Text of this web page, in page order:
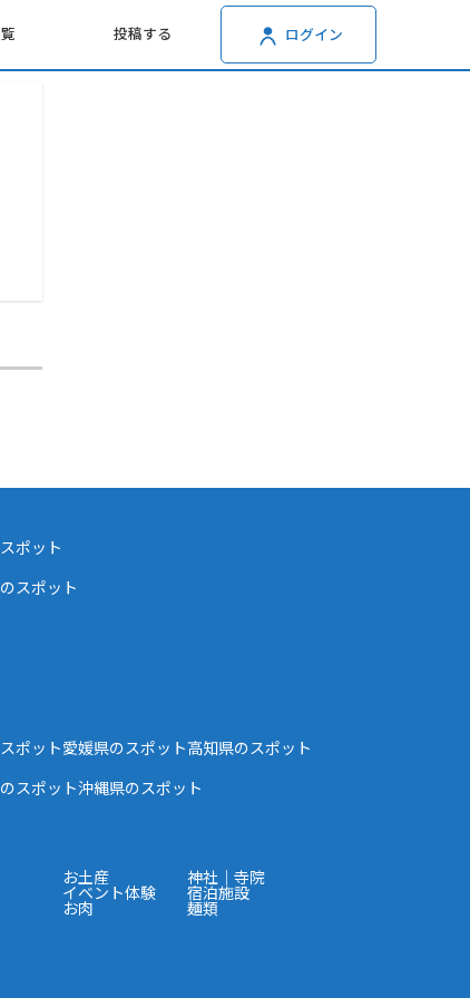
投稿する ログイン
ポット
スポット
ポット愛媛県のスポット高知県のスポット
スポット沖縄県のスポット
お土産 神社｜寺院
イベント体験 宿泊施設
お肉 麺類